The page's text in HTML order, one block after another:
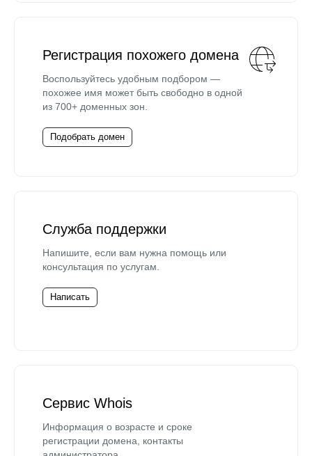
Регистрация похожего домена
Воспользуйтесь удобным подбором —
похожее имя может быть свободно в одной
из 700+ доменных зон.
Подобрать домен
Служба поддержки
Напишите, если вам нужна помощь или
консультация по услугам.
Написать
Сервис Whois
Информация о возрасте и сроке
регистрации домена, контакты